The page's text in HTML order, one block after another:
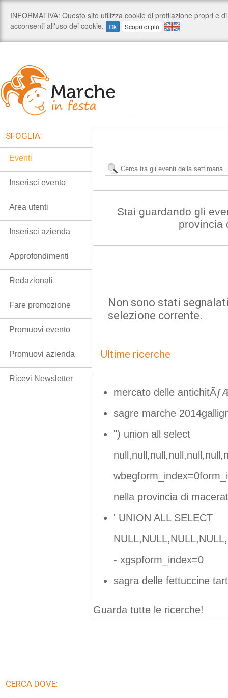
Stai guardando gli
provincia
Non sono stati
selezione corrente.
Ultime ricerche
mercato delle
sagre marche
") union all select
nella provincia di
' UNION ALL SELECT
- xgspform_index=0
sagra delle fettuccine
Guarda tutte le ricerche!
SFOGLIA:
Eventi
Inserisci evento
Area utenti
Inserisci azienda
Approfondimenti
Redazionali
Fare promozione
Promuovi evento
Promuovi azienda
Ricevi Newsletter
CERCA DOVE: